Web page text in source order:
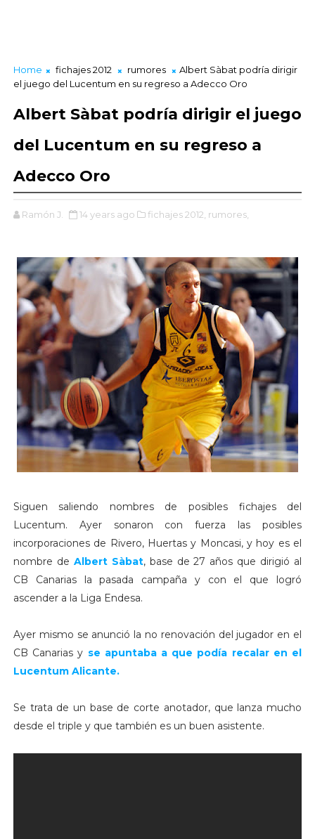
Home fichajes 2012 rumores
Albert Sàbat podría dirigir
el juego del Lucentum en su regreso a Adecco Oro
Albert Sàbat podría dirigir el juego
del Lucentum en su regreso a
Adecco Oro
Ramón J. 14 years ago fichajes 2012, rumores,
Siguen saliendo nombres de posibles fichajes del
Lucentum. Ayer sonaron con fuerza las posibles
incorporaciones de Rivero, Huertas y Moncasi, y hoy es el
nombre de Albert Sàbat, base de 27 años que dirigió al
CB Canarias la pasada campaña y con el que logró
ascender a la Liga Endesa.
Ayer mismo se anunció la no renovación del jugador en el
CB Canarias y se apuntaba a que podía recalar en el
Lucentum Alicante.
Se trata de un base de corte anotador, que lanza mucho
desde el triple y que también es un buen asistente.